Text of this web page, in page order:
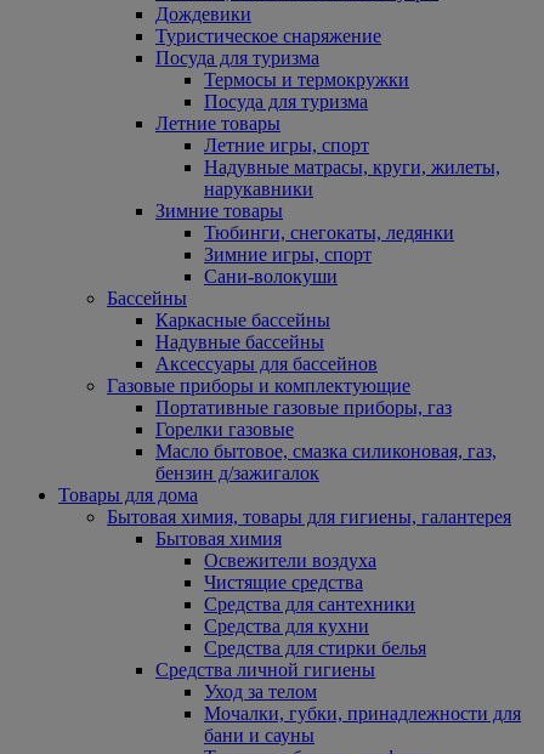
Дождевики
Туристическое снаряжение
Посуда для туризма
Термосы и термокружки
Посуда для туризма
Летние товары
Летние игры, спорт
Надувные матрасы, круги, жилеты,
нарукавники
Зимние товары
Тюбинги, снегокаты, ледянки
Зимние игры, спорт
Сани-волокуши
Бассейны
Каркасные бассейны
Надувные бассейны
Аксессуары для бассейнов
Газовые приборы и комплектующие
Портативные газовые приборы, газ
Горелки газовые
Масло бытовое, смазка силиконовая, газ,
бензин д/зажигалок
Товары для дома
Бытовая химия, товары для гигиены, галантерея
Бытовая химия
Освежители воздуха
Чистящие средства
Средства для сантехники
Средства для кухни
Средства для стирки белья
Средства личной гигиены
Уход за телом
Мочалки, губки, принадлежности для
бани и сауны